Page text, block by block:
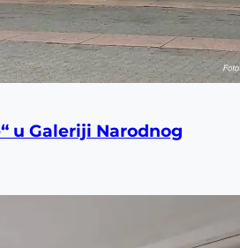
u Galeriji Narodnog